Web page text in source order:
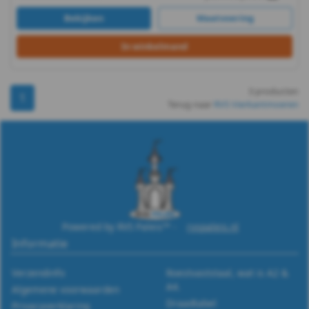
-
m6
m8
DIN
562
Bekijken Maatvoering
In winkelmand
RVS Vierkantmoeren
Powered by RVS Paleis™ - rvspaleis.nl
Informatie
Verzendinfo
Algemene voorwaarden
Privacyverklaring
Roestvaststaal, wat is A2 &
A4.
Draadtabel